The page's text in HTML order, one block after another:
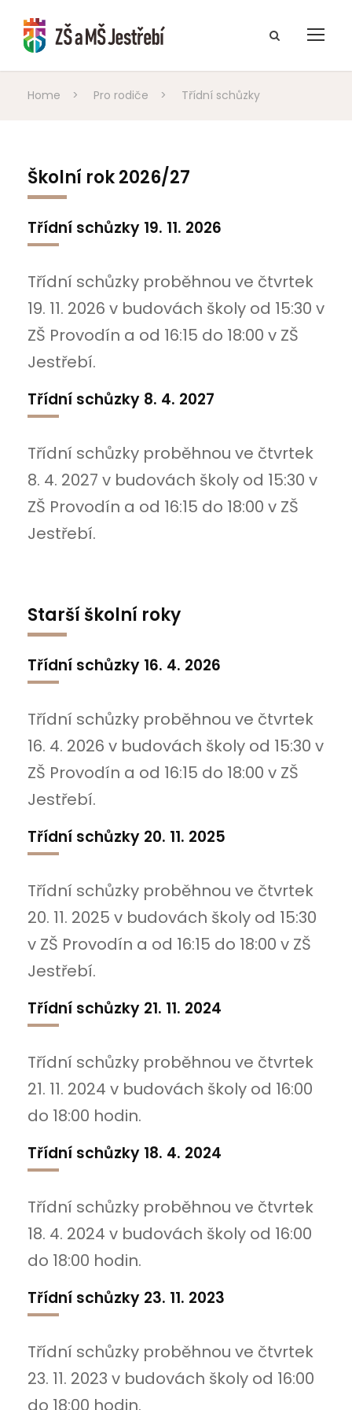
Home > Pro rodiče > Třídní schůzky
Školní rok 2026/27
Třídní schůzky 19. 11. 2026
Třídní schůzky proběhnou ve čtvrtek
19. 11. 2026 v budovách školy od 15:30 v
ZŠ Provodín a od 16:15 do 18:00 v ZŠ
Jestřebí.
Třídní schůzky 8. 4. 2027
Třídní schůzky proběhnou ve čtvrtek
8. 4. 2027 v budovách školy od 15:30 v
ZŠ Provodín a od 16:15 do 18:00 v ZŠ
Jestřebí.
Starší školní roky
Třídní schůzky 16. 4. 2026
Třídní schůzky proběhnou ve čtvrtek
16. 4. 2026 v budovách školy od 15:30 v
ZŠ Provodín a od 16:15 do 18:00 v ZŠ
Jestřebí.
Třídní schůzky 20. 11. 2025
Třídní schůzky proběhnou ve čtvrtek
20. 11. 2025 v budovách školy od 15:30
v ZŠ Provodín a od 16:15 do 18:00 v ZŠ
Jestřebí.
Třídní schůzky 21. 11. 2024
Třídní schůzky proběhnou ve čtvrtek
21. 11. 2024 v budovách školy od 16:00
do 18:00 hodin.
Třídní schůzky 18. 4. 2024
Třídní schůzky proběhnou ve čtvrtek
18. 4. 2024 v budovách školy od 16:00
do 18:00 hodin.
Třídní schůzky 23. 11. 2023
Třídní schůzky proběhnou ve čtvrtek
23. 11. 2023 v budovách školy od 16:00
do 18:00 hodin.